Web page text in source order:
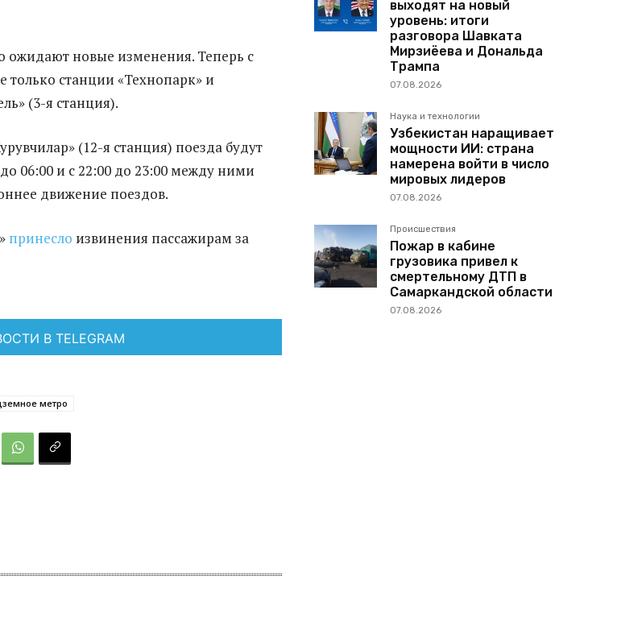
ожидают новые изменения. Теперь с
только станции «Технопарк» и
(3-я станция).
(12-я станция) поезда будут
06:00 и с 22:00 до 23:00 между ними
движение поездов.
принесло извинения пассажирам за
В TELEGRAM
метро
выходят на новый
уровень: итоги
разговора Шавката
Мирзиёева и Дональда
Трампа
07.08.2026
Наука и технологии
Узбекистан наращивает
мощности ИИ: страна
намерена войти в число
мировых лидеров
07.08.2026
Происшествия
Пожар в кабине
грузовика привел к
смертельному ДТП в
Самаркандской области
07.08.2026